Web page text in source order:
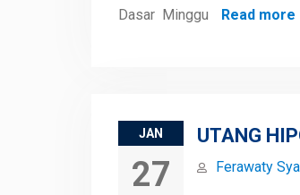
Dasar Minggu
Read more
JAN
27
UTANG
Ferawaty